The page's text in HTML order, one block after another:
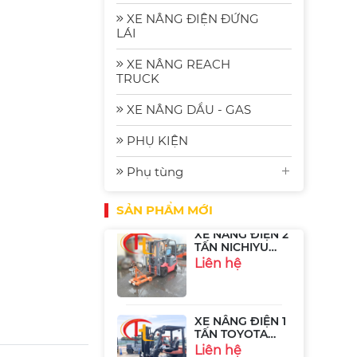
XE NÂNG ĐIỆN ĐỨNG
LÁI
XE NÂNG REACH
TRUCK
XE NÂNG DẦU - GAS
PHỤ KIỆN
Phụ tùng
SẢN PHẨM MỚI
Bền Bỉ, Hiệu
Quả và Tiết
Lượng
Liên hệ
Sumitomo
51FB25PJXIII
Liên hệ
XE NÂNG ĐIỆN 1
TẤN TOYOTA
XE NÂNG ĐIỆN
SUMITOMO